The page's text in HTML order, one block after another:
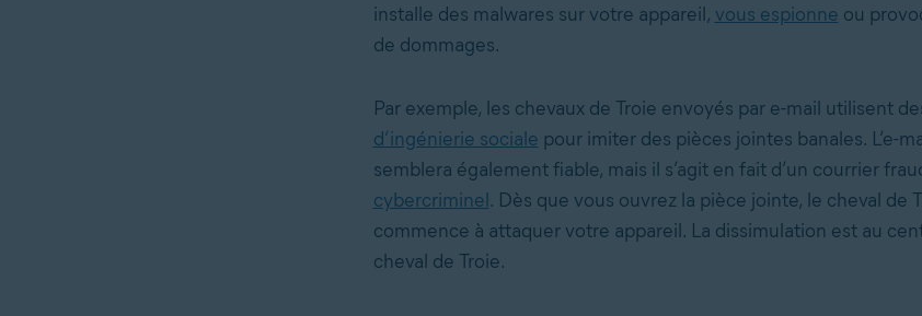
installe des malwares sur votre appareil, vous espionne ou
de dommages.
Par exemple, les chevaux de Troie envoyés par e-mail utilisent
d’ingénierie sociale pour imiter des pièces jointes banales. L’e-
semblera également fiable, mais il s’agit en fait d’un courrier
cybercriminel. Dès que vous ouvrez la pièce jointe, le cheval de
commence à attaquer votre appareil. La dissimulation est au
cheval de Troie.